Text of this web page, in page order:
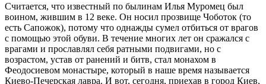
Считается, что известный по былинам Илья Муромец был
воином, жившим в 12 веке. Он носил прозвище Чоботок (то
есть Сапожок), потому что однажды сумел отбиться от врагов
с помощью этой обуви. В течение многих лет он сражался с
врагами и прославлял себя ратными подвигами, но с
возрастом, устав от ранений и битв, стал монахом в
Феодосиевом монастыре, который в наше время называется
Киево-Печерская лавра. И вот, сегодня, приехав в город Киев,